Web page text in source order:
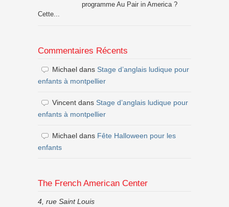
programme Au Pair in America ?
Cette...
Commentaires Récents
Michael dans Stage d’anglais ludique pour
enfants à montpellier
Vincent dans Stage d’anglais ludique pour
enfants à montpellier
Michael dans Fête Halloween pour les
enfants
The French American Center
4, rue Saint Louis